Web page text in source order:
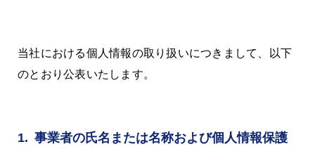
当社における個人情報の取り扱いにつきまして、以下
のとおり公表いたします。
1. 事業者の氏名または名称および個人情報保護